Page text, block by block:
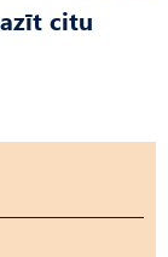
citu